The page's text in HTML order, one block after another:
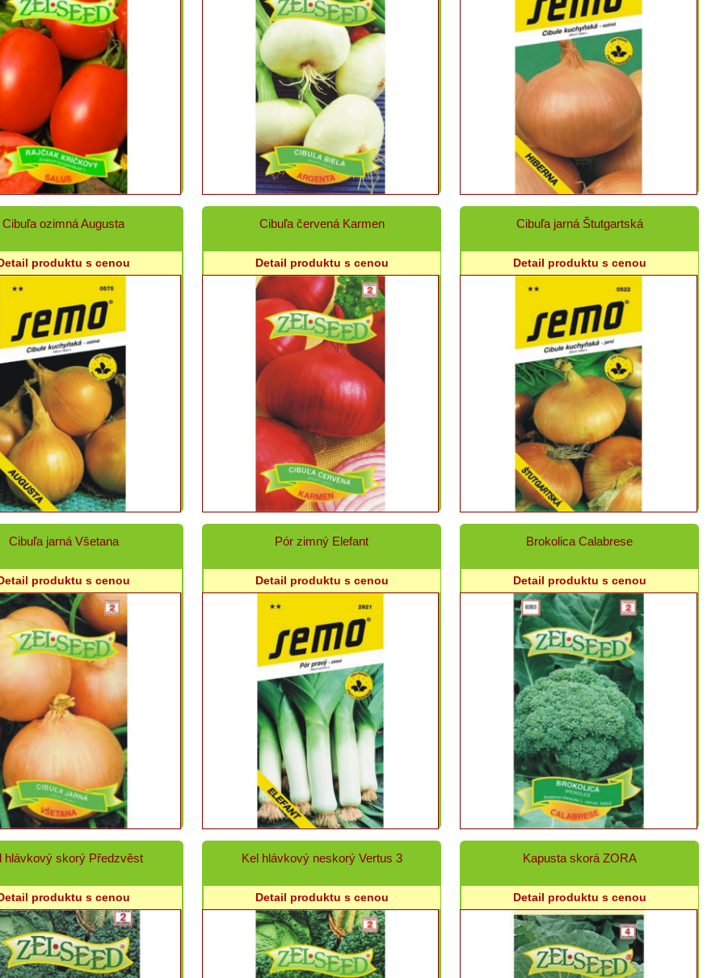
Cibuľa ozimná Augusta
produktu s cenou
Cibuľa červená Karmen
Detail produktu s cenou
Cibuľa jarná Štutgartská
Detail produktu s cenou
Cibuľa jarná Všetana
produktu s cenou
Pór zimný Elefant
Detail produktu s cenou
Brokolica Calabrese
Detail produktu s cenou
hlávkový skorý Předzvěst
produktu s cenou
Kel hlávkový neskorý Vertus 3
Detail produktu s cenou
Kapusta skorá ZORA
Detail produktu s cenou